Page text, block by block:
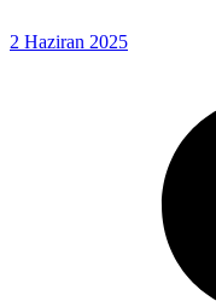
2 Haziran 2025